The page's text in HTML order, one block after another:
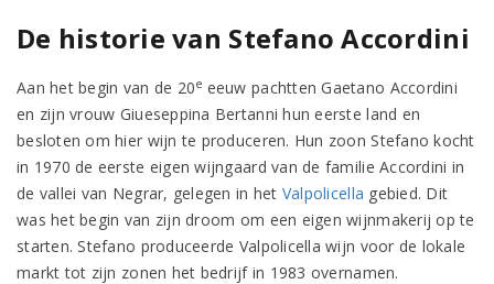
De historie van Stefano Accordini
Aan het begin van de 20e eeuw pachtten Gaetano Accordini
en zijn vrouw Giueseppina Bertanni hun eerste land en
besloten om hier wijn te produceren. Hun zoon Stefano kocht
in 1970 de eerste eigen wijngaard van de familie Accordini in
de vallei van Negrar, gelegen in het Valpolicella gebied. Dit
was het begin van zijn droom om een eigen wijnmakerij op te
starten. Stefano produceerde Valpolicella wijn voor de lokale
markt tot zijn zonen het bedrijf in 1983 overnamen.